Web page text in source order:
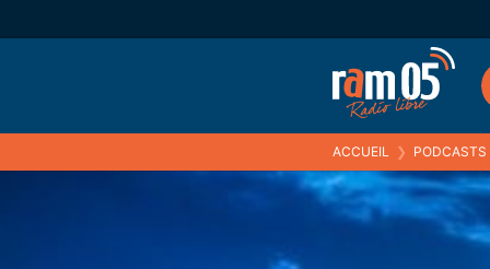
ACCUEIL ❯ PODCASTS